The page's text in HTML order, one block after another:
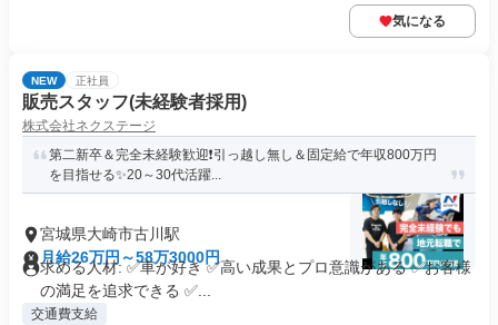
気になる
NEW 正社員
販売スタッフ(未経験者採用)
株式会社ネクステージ
第二新卒＆完全未経験歓迎❗引っ越し無し＆固定給で年収800万円
を目指せる✨20～30代活躍...
宮城県大崎市古川駅
月給26万円～58万3000円
求める人材: ✅車が好き ✅高い成果とプロ意識がある ✅お客様
の満足を追求できる ✅...
交通費支給